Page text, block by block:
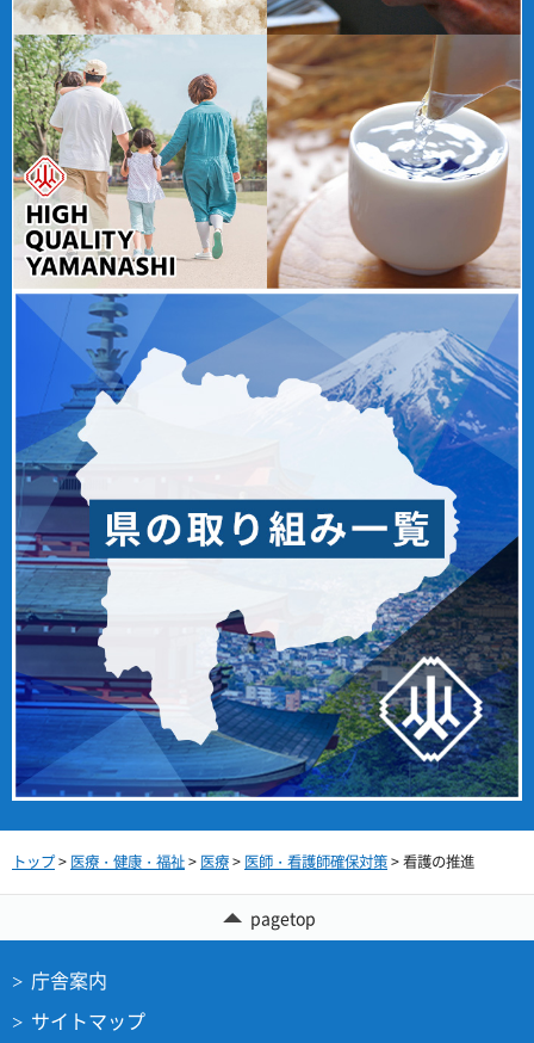
トップ> 医療・健康・福祉> 医療> 医師・看護師確保対策> 看護の推進
pagetop
庁舎案内
サイトマップ